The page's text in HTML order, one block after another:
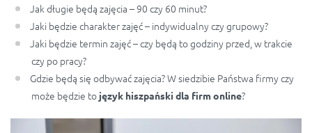
Jak długie będą zajęcia – 90 czy 60 minut?
Jaki będzie charakter zajęć – indywidualny czy grupowy?
Jaki będzie termin zajęć – czy będą to godziny przed, w trakcie
czy po pracy?
Gdzie będą się odbywać zajęcia? W siedzibie Państwa firmy czy
może będzie to język hiszpański dla firm online?